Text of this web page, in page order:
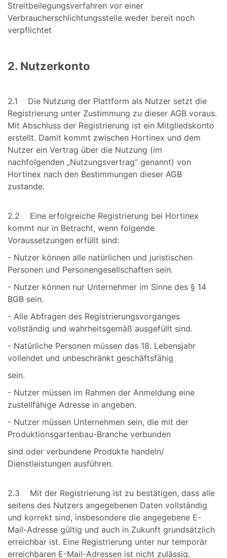
Streitbeilegungsverfahren vor einer
Verbraucherschlichtungsstelle weder bereit noch
verpflichtet
2. Nutzerkonto
2.1 Die Nutzung der Plattform als Nutzer setzt die
Registrierung unter Zustimmung zu dieser AGB voraus.
Mit Abschluss der Registrierung ist ein Mitgliedskonto
erstellt. Damit kommt zwischen Hortinex und dem
Nutzer ein Vertrag über die Nutzung (im
nachfolgenden „Nutzungsvertrag“ genannt) von
Hortinex nach den Bestimmungen dieser AGB
zustande.
2.2 Eine erfolgreiche Registrierung bei Hortinex
kommt nur in Betracht, wenn folgende
Voraussetzungen erfüllt sind:
- Nutzer können alle natürlichen und juristischen
Personen und Personengesellschaften sein.
- Nutzer können nur Unternehmer im Sinne des § 14
BGB sein.
- Alle Abfragen des Registrierungsvorganges
vollständig und wahrheitsgemäß ausgefüllt sind.
- Natürliche Personen müssen das 18. Lebensjahr
vollendet und unbeschränkt geschäftsfähig
sein.
- Nutzer müssen im Rahmen der Anmeldung eine
zustellfähige Adresse in angeben.
- Nutzer müssen Unternehmen sein, die mit der
Produktionsgartenbau-Branche verbunden
sind oder verbundene Produkte handeln/
Dienstleistungen ausführen.
2.3 Mit der Registrierung ist zu bestätigen, dass alle
seitens des Nutzers angegebenen Daten vollständig
und korrekt sind, insbesondere die angegebene E-
Mail-Adresse gültig und auch in Zukunft grundsätzlich
erreichbar ist. Eine Registrierung unter nur temporär
erreichbaren E-Mail-Adressen ist nicht zulässig.